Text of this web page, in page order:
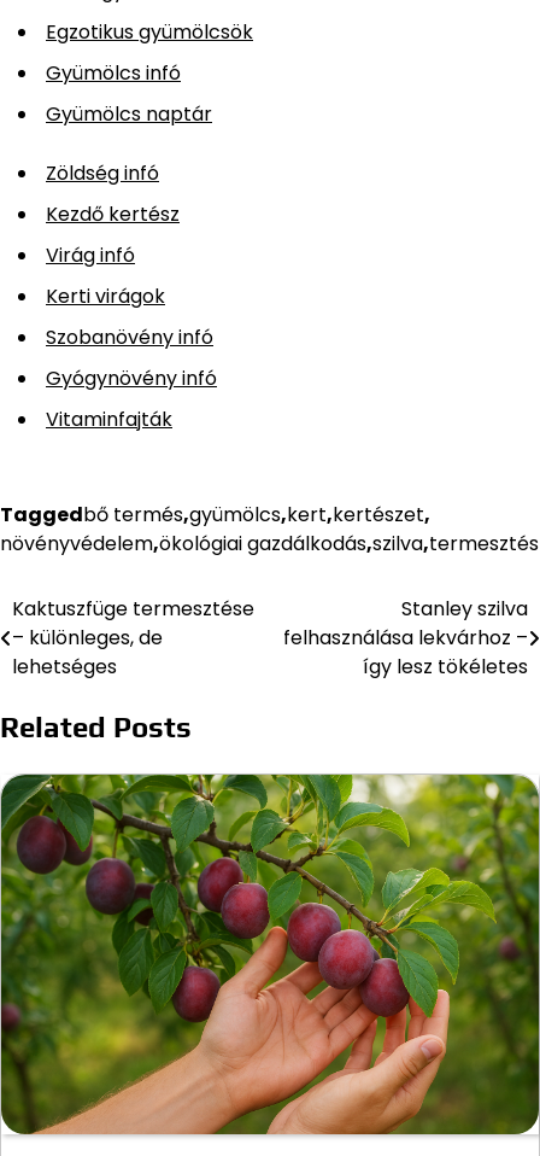
Egzotikus gyümölcsök
Gyümölcs infó
Gyümölcs naptár
Zöldség infó
Kezdő kertész
Virág infó
Kerti virágok
Szobanövény infó
Gyógynövény infó
Vitaminfajták
Taggedbő termés,gyümölcs,kert,kertészet,
növényvédelem,ökológiai gazdálkodás,szilva,termesztés
Bejegyzés
navigáció
Kaktuszfüge termesztése
– különleges, de
lehetséges
Stanley szilva
felhasználása lekvárhoz –
így lesz tökéletes
Related Posts